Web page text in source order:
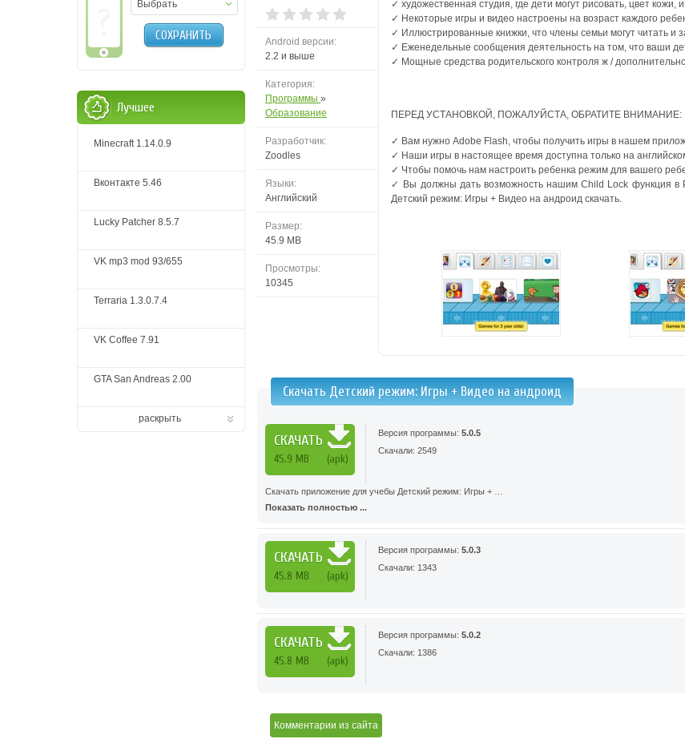
Android версии:
2.2 и выше
Категория:
Программы »
Образование
Разработчик:
Zoodles
Языки:
Английский
Размер:
45.9 MB
Просмотры:
10345
✓ художественная студия, где дети могут рисовать, цвет кожи,
✓ Некоторые игры и видео настроены на возраст каждого
✓ Иллюстрированные книжки, что члены семьи могут читать и
✓ Еженедельные сообщения деятельность на том, что ваши
✓ Мощные средства родительского контроля ж /
ПЕРЕД УСТАНОВКОЙ, ПОЖАЛУЙСТА, ОБРАТИТЕ ВНИМАНИЕ:
✓ Вам нужно Adobe Flash, чтобы получить игры в нашем
✓ Наши игры в настоящее время доступна только на
✓ Чтобы помочь нам настроить ребенка режим для вашего
✓ Вы должны дать возможность нашим Child Lock функция
Детский режим: Игры + Видео на андроид скачать.
Скачать Детский режим: Игры + Видео на андроид
СКАЧАТЬ
45.9 MB (apk)
Версия программы: 5.0.5
Скачали: 2549
Скачать приложение для учебы Детский режим: Игры + …
Показать полностью ...
СКАЧАТЬ
45.8 MB (apk)
Версия программы: 5.0.3
Скачали: 1343
СКАЧАТЬ
45.8 MB (apk)
Версия программы: 5.0.2
Скачали: 1386
Комментарии из сайта
Выбрать
СОХРАНИТЬ
Лучшее
Minecraft 1.14.0.9
Вконтакте 5.46
Lucky Patcher 8.5.7
VK mp3 mod 93/655
Terraria 1.3.0.7.4
VK Coffee 7.91
GTA San Andreas 2.00
раскрыть